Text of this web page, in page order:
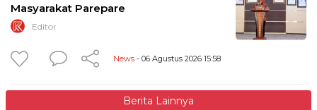
Masyarakat Parepare
Editor
News - 06 Agustus 2026 15:58
Berita Lainnya